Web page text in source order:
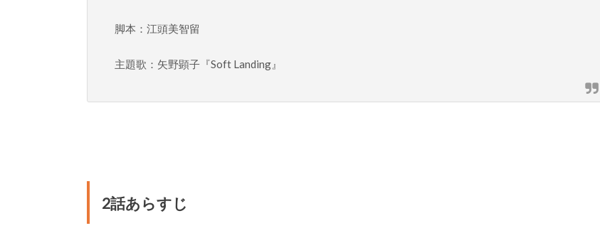
脚本：江頭美智留
主題歌：矢野顕子『Soft Landing』
2話あらすじ